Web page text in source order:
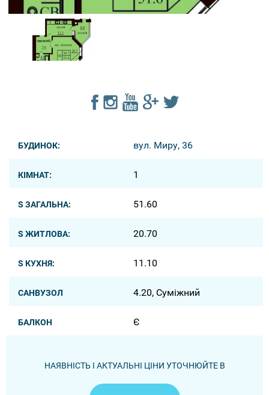
БУДИНОК: вул. Миру, 36
КІМНАТ: 1
S ЗАГАЛЬНА: 51.60
S ЖИТЛОВА: 20.70
S КУХНЯ: 11.10
САНВУЗОЛ 4.20, Суміжний
БАЛКОН Є
НАЯВНІСТЬ І АКТУАЛЬНІ ЦІНИ УТОЧНЮЙТЕ В